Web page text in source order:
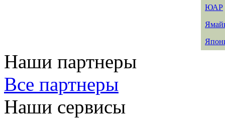
ЮАР
Наши партнеры
Все партнеры
Наши сервисы